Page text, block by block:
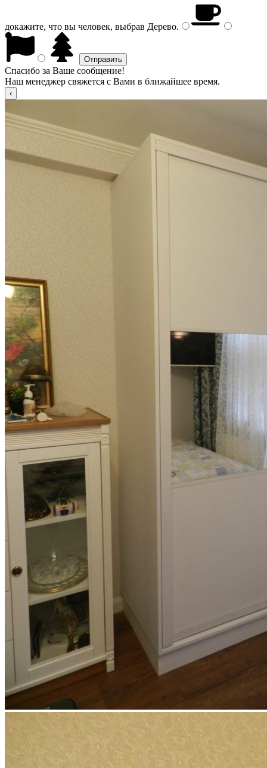
докажите, что вы человек, выбрав Дерево.
Спасибо за Ваше сообщение!
Наш менеджер свяжется с Вами в ближайшее время.